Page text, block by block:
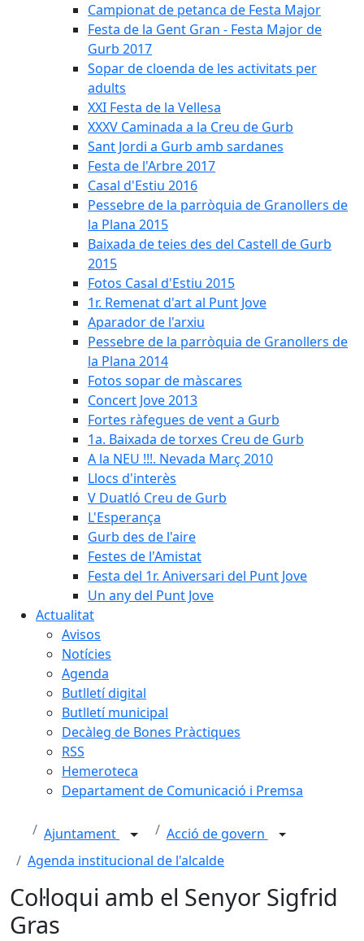
Campionat de petanca de Festa Major
Festa de la Gent Gran - Festa Major de
Gurb 2017
Sopar de cloenda de les activitats per
adults
XXI Festa de la Vellesa
XXXV Caminada a la Creu de Gurb
Sant Jordi a Gurb amb sardanes
Festa de l'Arbre 2017
Casal d'Estiu 2016
Pessebre de la parròquia de Granollers de
la Plana 2015
Baixada de teies des del Castell de Gurb
2015
Fotos Casal d'Estiu 2015
1r. Remenat d'art al Punt Jove
Aparador de l'arxiu
Pessebre de la parròquia de Granollers de
la Plana 2014
Fotos sopar de màscares
Concert Jove 2013
Fortes ràfegues de vent a Gurb
1a. Baixada de torxes Creu de Gurb
A la NEU !!!. Nevada Març 2010
Llocs d'interès
V Duatló Creu de Gurb
L'Esperança
Gurb des de l'aire
Festes de l'Amistat
Festa del 1r. Aniversari del Punt Jove
Un any del Punt Jove
Actualitat
Avisos
Notícies
Agenda
Butlletí digital
Butlletí municipal
Decàleg de Bones Pràctiques
RSS
Hemeroteca
Departament de Comunicació i Premsa
Ajuntament
Acció de govern
Agenda institucional de l'alcalde
Col·loqui amb el Senyor Sigfrid
Gras